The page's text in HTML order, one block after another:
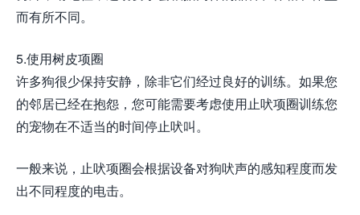
而有所不同。
5.使用树皮项圈
许多狗很少保持安静，除非它们经过良好的训练。如果您
的邻居已经在抱怨，您可能需要考虑使用止吠项圈训练您
的宠物在不适当的时间停止吠叫。
一般来说，止吠项圈会根据设备对狗吠声的感知程度而发
出不同程度的电击。